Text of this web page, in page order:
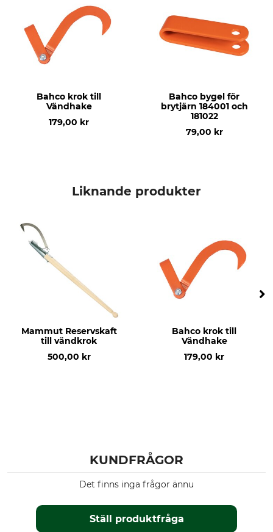
Bahco krok till
Vändhake
179,00 kr
Bahco bygel för
brytjärn 184001 och
181022
79,00 kr
Liknande produkter
Mammut Reservskaft
till vändkrok
500,00 kr
Bahco krok till
Vändhake
179,00 kr
KUNDFRÅGOR
Ställ produktfråga
Det finns inga frågor ännu